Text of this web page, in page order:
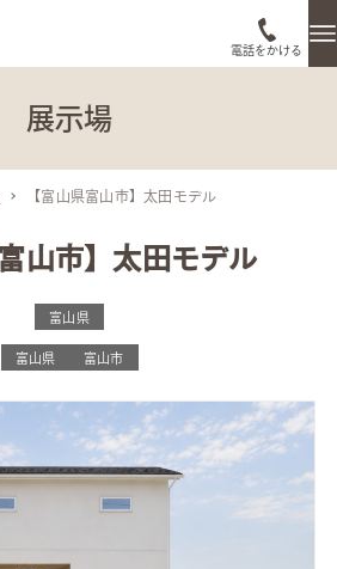
電話をかける
展示場
【富山県富山市】太田モデル
山市】太田モデル
富山県
富山県 富山市